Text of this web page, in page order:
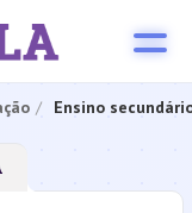
Ensino